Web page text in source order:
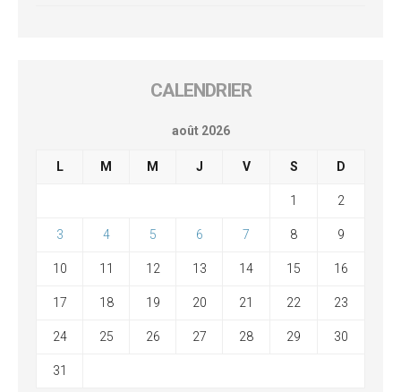
CALENDRIER
août 2026
L M M J V S D
1 2
3 4 5 6 7 8 9
10 11 12 13 14 15 16
17 18 19 20 21 22 23
24 25 26 27 28 29 30
31